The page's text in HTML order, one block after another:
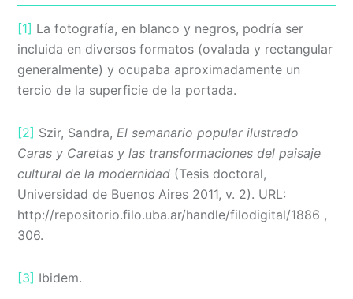
[1] La fotografía, en blanco y negros, podría ser
incluida en diversos formatos (ovalada y rectangular
generalmente) y ocupaba aproximadamente un
tercio de la superficie de la portada.
[2] Szir, Sandra,El semanario popular ilustrado
Caras y Caretas y las transformaciones del paisaje
cultural de la modernidad (Tesis doctoral,
Universidad de Buenos Aires 2011, v. 2). URL:
http://repositorio.filo.uba.ar/handle/filodigital/1886 ,
306.
[3] Ibidem.